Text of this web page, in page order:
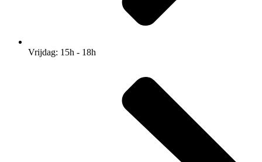
Vrijdag: 15h - 18h